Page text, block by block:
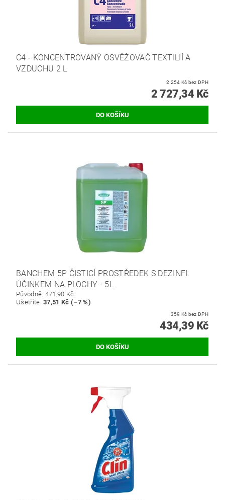
C4 - KONCENTROVANÝ OSVĚŽOVAČ TEXTILIÍ A
VZDUCHU 2 L
2 254 Kč bez DPH
2 727,34 Kč
BANCHEM 5P ČISTICÍ PROSTŘEDEK S DEZINFI.
ÚČINKEM NA PLOCHY - 5L
Původně: 471,90 Kč
Ušetříte:37,51 Kč (–7 %)
359 Kč bez DPH
434,39 Kč